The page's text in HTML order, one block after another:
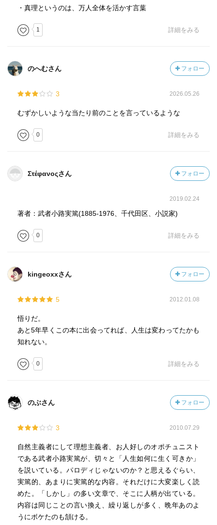
・真理というのは、万人全体を活かす言葉
1 詳細をみる
のへむさん フォロー
3 2026.05.26
むずかしいような当たり前のことを言っているような
0 詳細をみる
Στέφανοςさん フォロー
2019.02.24
著者：武者小路実篤(1885-1976、千代田区、小説家)
0 詳細をみる
kingeoxxさん フォロー
5 2012.01.08
悟りだ。
あと5年早くこの本に出会ってれば、人生は変わってたかも
知れない。
0 詳細をみる
のぶさん フォロー
3 2010.07.29
自然主義者にして理想主義者、お人好しのオポチュニスト
である武者小路実篤が、切々と「人生如何に生く可きか」
を説いている。パロディじゃないのか？と思えるぐらい、
実篤的、あまりに実篤的な内容。それだけに大変楽しく読
めた。「しかし」の多い文章で、そこに人柄が出ている。
内容は同じことの言い換え、繰り返しが多く、晩年あのよ
うにボケたのも頷ける。